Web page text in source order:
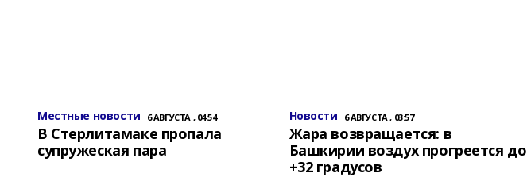
Местные новости 6 АВГУСТА , 04:54
В Стерлитамаке пропала
супружеская пара
Новости 6 АВГУСТА , 03:57
Жара возвращается: в
Башкирии воздух прогреется до
+32 градусов